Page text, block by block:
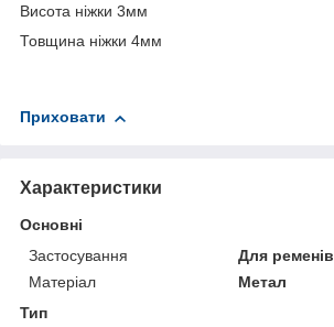
Висота ніжки 3мм
Товщина ніжки 4мм
Приховати
Характеристики
Основні
Застосування
Для ременів
Матеріал
Метал
Тип